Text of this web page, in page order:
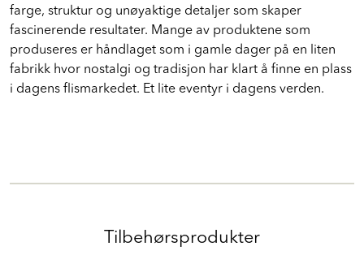
farge, struktur og unøyaktige detaljer som skaper
fascinerende resultater. Mange av produktene som
produseres er håndlaget som i gamle dager på en liten
fabrikk hvor nostalgi og tradisjon har klart å finne en plass
i dagens flismarkedet. Et lite eventyr i dagens verden.
Tilbehørsprodukter